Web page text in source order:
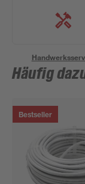
Häufig
Bestseller